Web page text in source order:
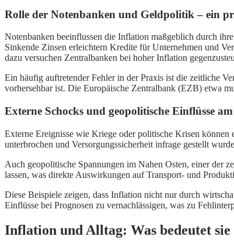
Rolle der Notenbanken und Geldpolitik – ein
Notenbanken beeinflussen die Inflation maßgeblich durch
Sinkende Zinsen erleichtern Kredite für Unternehmen und
dazu versuchen Zentralbanken bei hoher Inflation
Ein häufig auftretender Fehler in der Praxis ist die zeitliche
vorhersehbar ist. Die Europäische Zentralbank (EZB) etwa
Externe Schocks und geopolitische Einflüsse
Externe Ereignisse wie Kriege oder politische Krisen
unterbrochen und Versorgungssicherheit infrage gestellt
Auch geopolitische Spannungen im Nahen Osten, einer der
lassen, was direkte Auswirkungen auf Transport- und
Diese Beispiele zeigen, dass Inflation nicht nur durch
Einflüsse bei Prognosen zu vernachlässigen, was zu
Inflation und Alltag: Was bedeutet